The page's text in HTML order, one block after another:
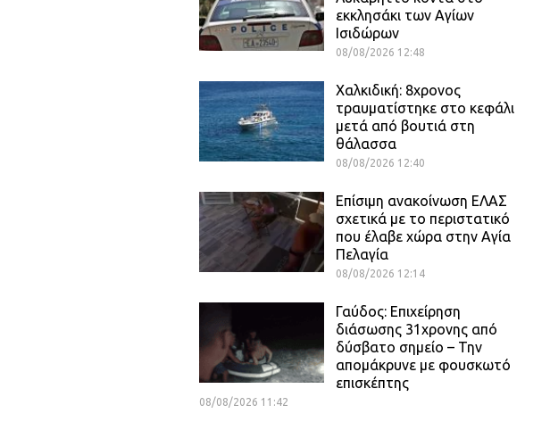
εκκλησάκι των Αγίων
Ισιδώρων
08/08/2026 12:48
Χαλκιδική: 8χρονος
τραυματίστηκε στο κεφάλι
μετά από βουτιά στη
θάλασσα
08/08/2026 12:40
Επίσιμη ανακοίνωση ΕΛΑΣ
σχετικά με το περιστατικό
που έλαβε χώρα στην Αγία
Πελαγία
08/08/2026 12:14
Γαύδος: Επιχείρηση
διάσωσης 31χρονης από
δύσβατο σημείο – Την
απομάκρυνε με φουσκωτό
επισκέπτης
08/08/2026 11:42